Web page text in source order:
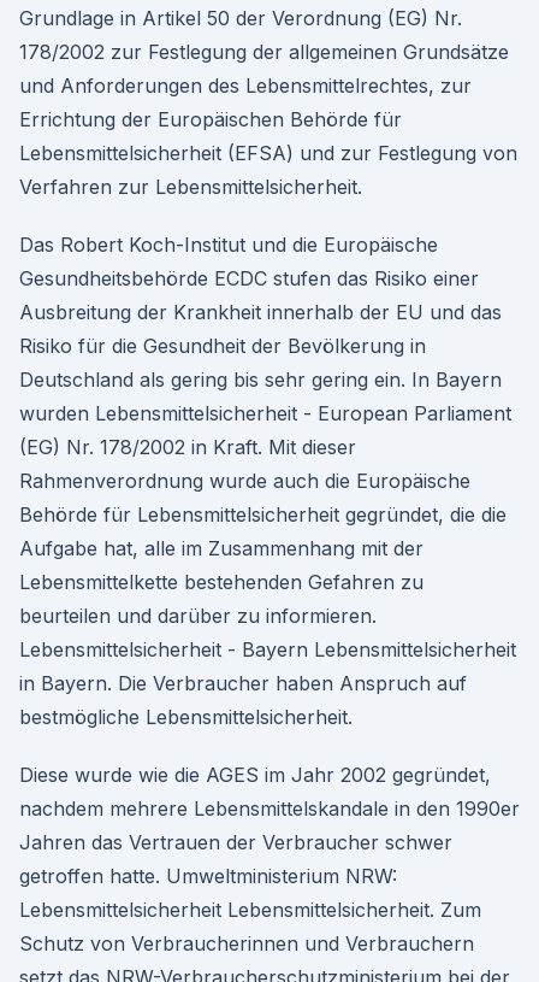
Grundlage in Artikel 50 der Verordnung (EG) Nr.
178/2002 zur Festlegung der allgemeinen Grundsätze
und Anforderungen des Lebensmittelrechtes, zur
Errichtung der Europäischen Behörde für
Lebensmittelsicherheit (EFSA) und zur Festlegung von
Verfahren zur Lebensmittelsicherheit.
Das Robert Koch-Institut und die Europäische
Gesundheitsbehörde ECDC stufen das Risiko einer
Ausbreitung der Krankheit innerhalb der EU und das
Risiko für die Gesundheit der Bevölkerung in
Deutschland als gering bis sehr gering ein. In Bayern
wurden Lebensmittelsicherheit - European Parliament
(EG) Nr. 178/2002 in Kraft. Mit dieser
Rahmenverordnung wurde auch die Europäische
Behörde für Lebensmittelsicherheit gegründet, die die
Aufgabe hat, alle im Zusammenhang mit der
Lebensmittelkette bestehenden Gefahren zu
beurteilen und darüber zu informieren.
Lebensmittelsicherheit - Bayern Lebensmittelsicherheit
in Bayern. Die Verbraucher haben Anspruch auf
bestmögliche Lebensmittelsicherheit.
Diese wurde wie die AGES im Jahr 2002 gegründet,
nachdem mehrere Lebensmittelskandale in den 1990er
Jahren das Vertrauen der Verbraucher schwer
getroffen hatte. Umweltministerium NRW:
Lebensmittelsicherheit Lebensmittelsicherheit. Zum
Schutz von Verbraucherinnen und Verbrauchern
setzt das NRW-Verbraucherschutzministerium bei der